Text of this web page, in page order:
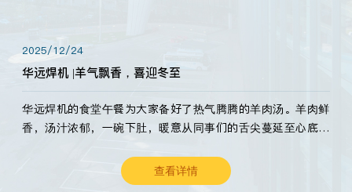
2025/12/24
华远焊机 |羊气飘香，喜迎冬至
华远焊机的食堂午餐为大家备好了热气腾腾的羊肉汤。羊肉鲜
香，汤汁浓郁，一碗下肚，暖意从同事们的舌尖蔓延至心底。
查看详情